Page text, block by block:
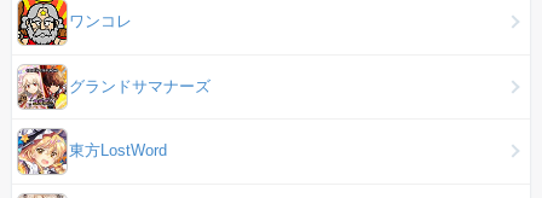
ワンコレ
グランドサマナーズ
東方LostWord